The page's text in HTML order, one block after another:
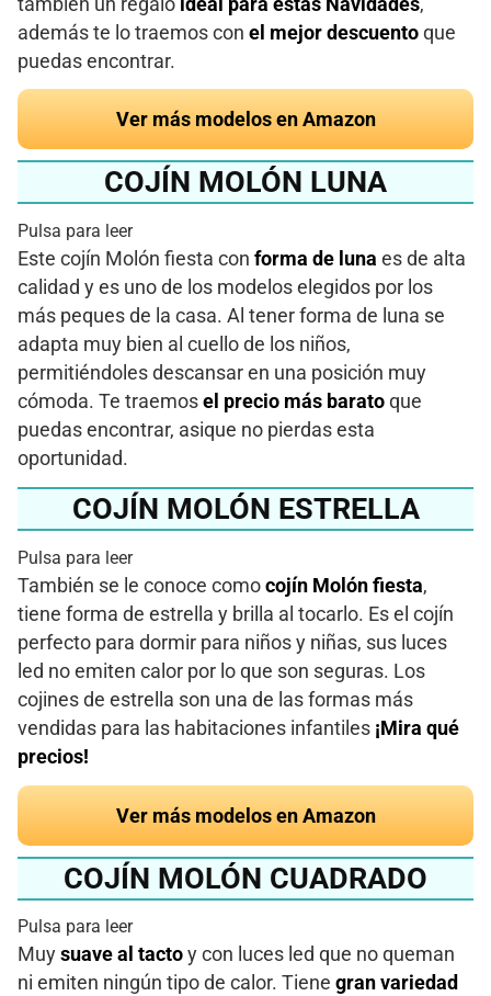
además te lo traemos con el mejor descuento que
puedas encontrar.
Ver más modelos en Amazon
COJÍN MOLÓN LUNA
Pulsa para leer
Este cojín Molón fiesta con forma de luna es de alta
calidad y es uno de los modelos elegidos por los
más peques de la casa. Al tener forma de luna se
adapta muy bien al cuello de los niños,
permitiéndoles descansar en una posición muy
cómoda. Te traemos el precio más barato que
puedas encontrar, asique no pierdas esta
oportunidad.
COJÍN MOLÓN ESTRELLA
Pulsa para leer
También se le conoce como cojín Molón fiesta,
tiene forma de estrella y brilla al tocarlo. Es el cojín
perfecto para dormir para niños y niñas, sus luces
led no emiten calor por lo que son seguras. Los
cojines de estrella son una de las formas más
vendidas para las habitaciones infantiles ¡Mira qué
precios!
Ver más modelos en Amazon
COJÍN MOLÓN CUADRADO
Pulsa para leer
Muy suave al tacto y con luces led que no queman
ni emiten ningún tipo de calor. Tiene gran variedad